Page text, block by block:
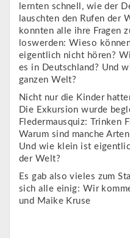
lernten schnell, wie der
lauschten den Rufen der
konnten alle ihre Fragen
loswerden: Wieso
eigentlich nicht hören?
es in Deutschland? Und
ganzen Welt?
Nicht nur die Kinder
Die Exkursion wurde
Fledermausquiz: Trinken
Warum sind manche
Und wie klein ist
der Welt?
Es gab also vieles zum
sich alle einig: Wir
und Maike Kruse